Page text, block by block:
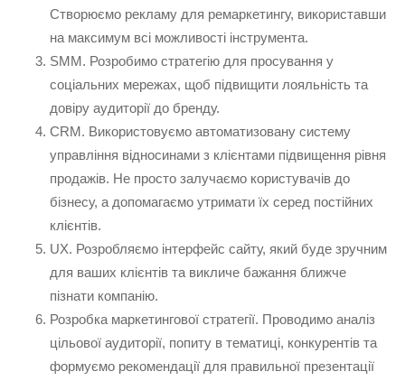
Створюємо рекламу для ремаркетингу, використавши
на максимум всі можливості інструмента.
SMM. Розробимо стратегію для просування у
соціальних мережах, щоб підвищити лояльність та
довіру аудиторії до бренду.
CRM. Використовуємо автоматизовану систему
управління відносинами з клієнтами підвищення рівня
продажів. Не просто залучаємо користувачів до
бізнесу, а допомагаємо утримати їх серед постійних
клієнтів.
UX. Розробляємо інтерфейс сайту, який буде зручним
для ваших клієнтів та викличе бажання ближче
пізнати компанію.
Розробка маркетингової стратегії. Проводимо аналіз
цільової аудиторії, попиту в тематиці, конкурентів та
формуємо рекомендації для правильної презентації